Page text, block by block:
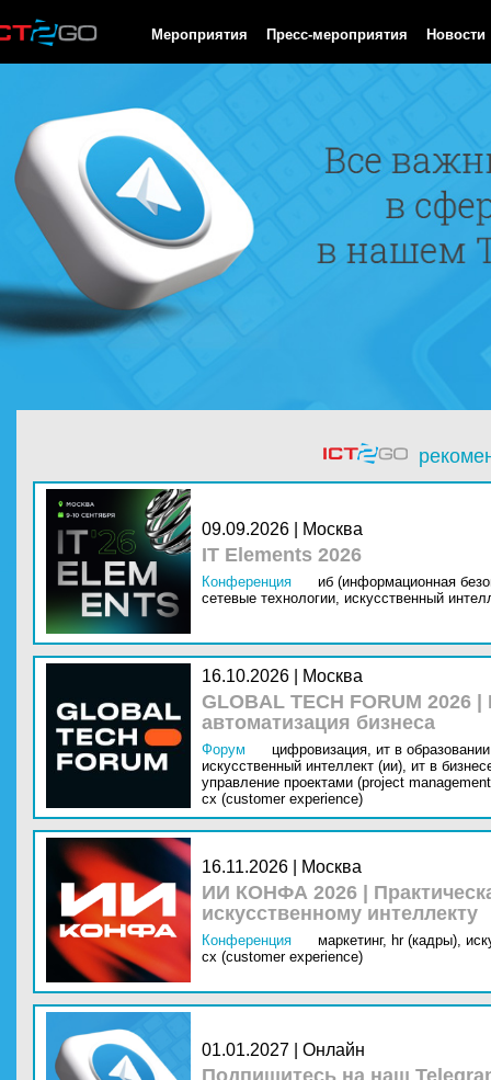
Мероприятия Пресс-мероприятия Новости
09.09.2026 | Москва
IT Elements 2026
Конференция
иб (информационная
сетевые технологии, искусственный
16.10.2026 | Москва
GLOBAL TECH FORUM
автоматизация бизнеса
Форум цифровизация, ит в
искусственный интеллект (ии), ит в
управление проектами (project
cx (customer experience)
16.11.2026 | Москва
ИИ КОНФА 2026 |
искусственному интеллекту
Конференция маркетинг, hr (кадры),
cx (customer experience)
01.01.2027 | Онлайн
Подпишитесь на наш